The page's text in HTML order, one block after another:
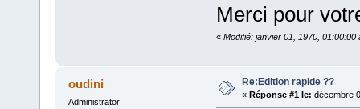
Merci pour
« Modifié: janvier 01, 1970, 01:00:00
oudini
Administrator
Re:Edition rapide ??
« Réponse #1 le: décembre